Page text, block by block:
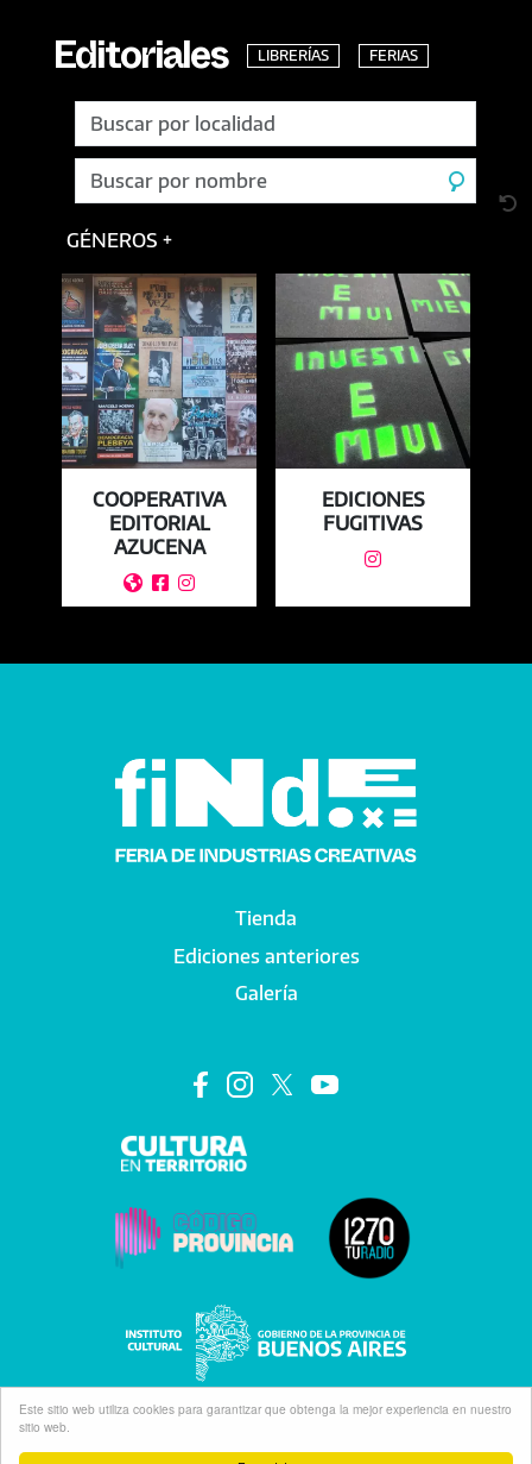
Este sitio web utiliza cookies para garantizar que obtenga la mejor experiencia en nuestro
sitio web.
Editoriales LIBRERÍAS FERIAS
GÉNEROS +
COOPERATIVA
EDITORIAL
AZUCENA
  
EDICIONES
FUGITIVAS

Tienda
Ediciones anteriores
Galería